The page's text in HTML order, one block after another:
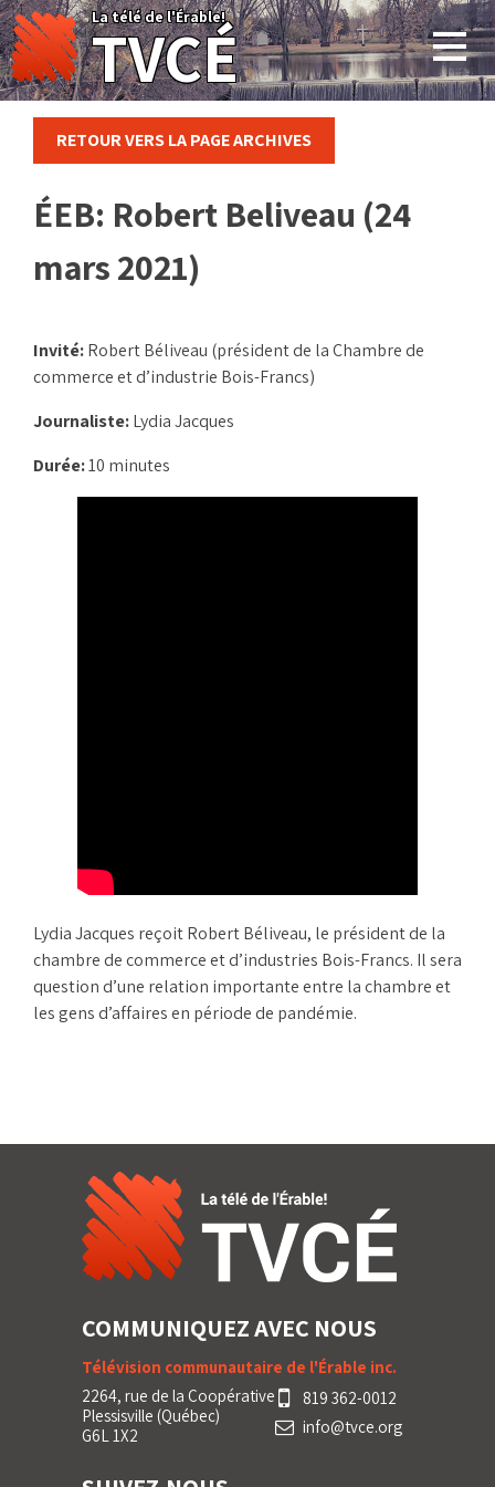
Skip
to
content
La télé de l'Érable!
TVCÉ
RETOUR VERS LA PAGE ARCHIVES
ÉEB: Robert Beliveau (24
mars 2021)
Invité:Robert Béliveau (président de la Chambre de
commerce et d’industrie Bois-Francs)
Journaliste:Lydia Jacques
Durée:10 minutes
Lydia Jacques reçoit Robert Béliveau, le président de la
chambre de commerce et d’industries Bois-Francs. Il sera
question d’une relation importante entre la chambre et
les gens d’affaires en période de pandémie.
COMMUNIQUEZ AVEC NOUS
Télévision communautaire de l'Érable inc.
2264, rue de la Coopérative
Plessisville (Québec)
G6L 1X2
819 362-0012
info@tvce.org